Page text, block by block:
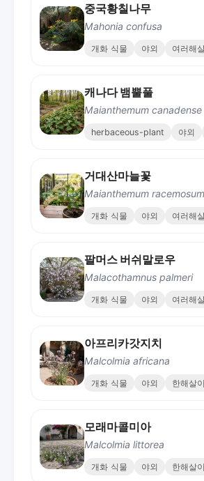
중국황칠나무
Mahonia confusa
개화 식물 야외 여러해
캐나다 뱀뿔풀
Maianthemum canadense
herbaceous-plant 야외
거대산마늘꽃
Maianthemum racemosum
개화 식물 야외 여러해
팔머스 버쉬말로우
Malacothamnus palmeri
개화 식물 야외 여러해
아프리카갓지치
Malcolmia africana
개화 식물 야외 한해살이
모래마콜미아
Malcolmia littorea
개화 식물 야외 한해살이